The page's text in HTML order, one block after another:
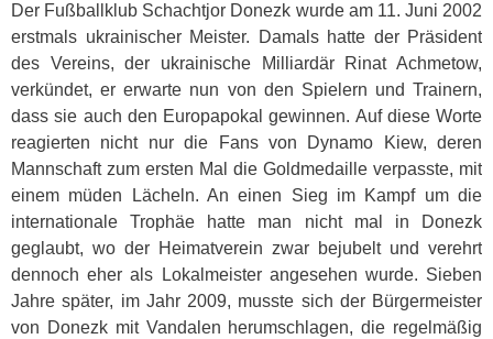
Der Fußballklub Schachtjor Donezk wurde am 11. Juni 2002
erstmals ukrainischer Meister. Damals hatte der Präsident
des Vereins, der ukrainische Milliardär Rinat Achmetow,
verkündet, er erwarte nun von den Spielern und Trainern,
dass sie auch den Europapokal gewinnen. Auf diese Worte
reagierten nicht nur die Fans von Dynamo Kiew, deren
Mannschaft zum ersten Mal die Goldmedaille verpasste, mit
einem müden Lächeln. An einen Sieg im Kampf um die
internationale Trophäe hatte man nicht mal in Donezk
geglaubt, wo der Heimatverein zwar bejubelt und verehrt
dennoch eher als Lokalmeister angesehen wurde. Sieben
Jahre später, im Jahr 2009, musste sich der Bürgermeister
von Donezk mit Vandalen herumschlagen, die regelmäßig